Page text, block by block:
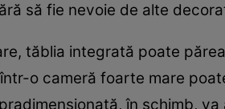
să fie nevoie de alte
tăblia integrată poate
o cameră foarte mare
în schimb,